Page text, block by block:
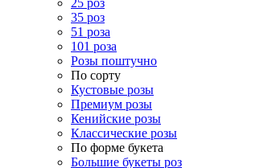
25 роз
35 роз
51 роза
101 роза
Розы поштучно
По сорту
Кустовые розы
Премиум розы
Кенийские розы
Классические розы
По форме букета
Большие букеты роз